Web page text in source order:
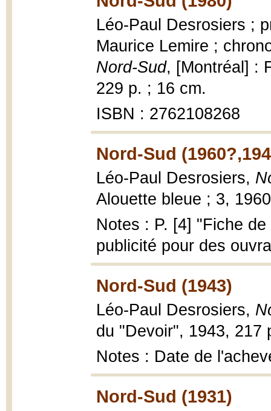
Léo-Paul Desrosiers ;
Maurice Lemire ;
Nord-Sud, [Montréal] :
229 p. ; 16 cm.
ISBN : 2762108268
Nord-Sud
Léo-Paul Desrosiers,
Alouette bleue ; 3,
Notes : P. [4] "Fiche
publicité pour des
Nord-Sud (1943)
Léo-Paul Desrosiers,
du "Devoir", 1943, 217
Notes : Date de
Nord-Sud (1931)